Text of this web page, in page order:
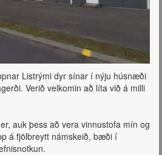
Listrými dyr sínar í nýju húsnæði
Verið velkomin að líta við á milli
auk þess að vera vinnustofa mín og
á fjölbreytt námskeið, bæði í